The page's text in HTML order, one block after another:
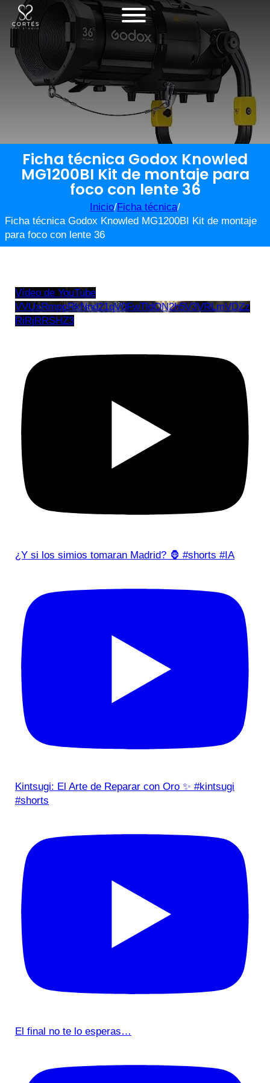
Ficha técnica Godox Knowled
MG1200BI Kit de montaje para
foco con lente 36
Inicio/Ficha técnica/
Ficha técnica Godox Knowled MG1200BI Kit de montaje
para foco con lente 36
Vídeo de YouTube
VVUxRmppRkNnd21qV0FwTldON2h5V3VRLmVDZz
RiRjRRSHZ3
¿Y si los simios tomaran Madrid? 🦍 #shorts #IA
Kintsugi: El Arte de Reparar con Oro ✨ #kintsugi
#shorts
El final no te lo esperas…